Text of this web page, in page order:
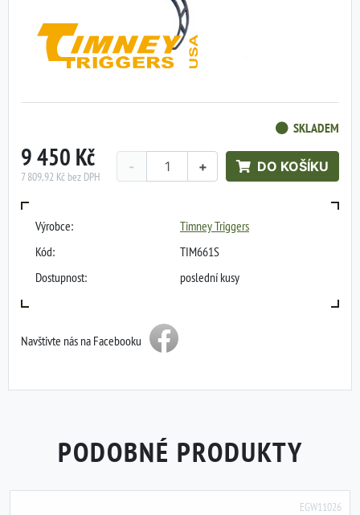
SKLADEM
9 450 Kč
7 809,92 Kč bez DPH
+
- DO KOŠÍKU
Výrobce:
Timney Triggers
Kód:
TIM661S
Dostupnost:
poslední kusy
Navštivte nás na Facebooku
PODOBNÉ PRODUKTY
EGW11026